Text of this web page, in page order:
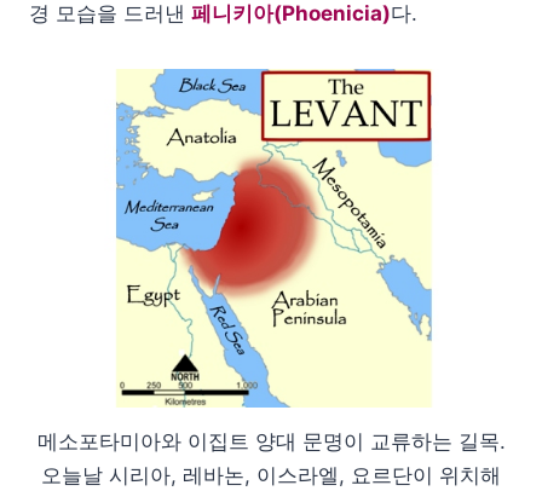
경 모습을 드러낸 페니키아(Phoenicia)다.
메소포타미아와 이집트 양대 문명이 교류하는 길목.
오늘날 시리아, 레바논, 이스라엘, 요르단이 위치해